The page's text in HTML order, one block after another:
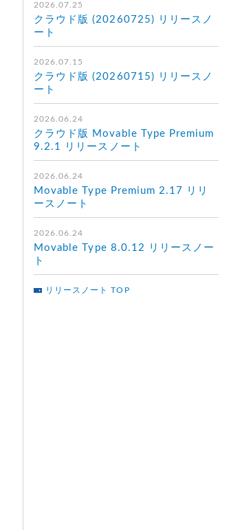
2026.07.25
クラウド版 (20260725) リリースノ
ート
2026.07.15
クラウド版 (20260715) リリースノ
ート
2026.06.24
クラウド版 Movable Type Premium
9.2.1 リリースノート
2026.06.24
Movable Type Premium 2.17 リリ
ースノート
2026.06.24
Movable Type 8.0.12 リリースノー
ト
リリースノート TOP